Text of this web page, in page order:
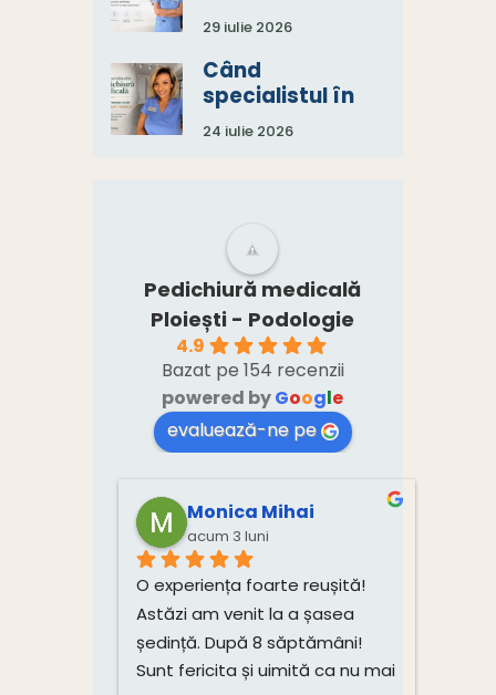
depinde de o
singur specialist
29 iulie 2026
Când
specialistul în
pedichiură
24 iulie 2026
Pedichiură medicală
Ploiești - Podologie
4.9
Bazat pe 154 recenzii
powered byGoogle
evaluează-ne pe
Monica Mihai
acum 3 luni
O experiența foarte reușită!
Astăzi am venit la a șasea
ședință. După 8 săptămâni!
Sunt fericita și uimită ca nu mai